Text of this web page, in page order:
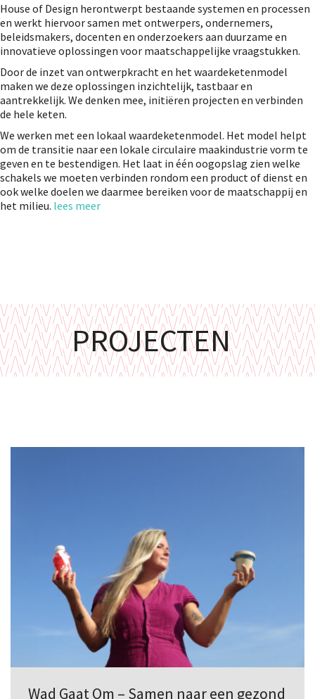
House of Design herontwerpt bestaande systemen en processen
en werkt hiervoor samen met ontwerpers, ondernemers,
beleidsmakers, docenten en onderzoekers aan duurzame en
innovatieve oplossingen voor maatschappelijke vraagstukken.
Door de inzet van ontwerpkracht en het waardeketenmodel
maken we deze oplossingen inzichtelijk, tastbaar en
aantrekkelijk. We denken mee, initiëren projecten en verbinden
de hele keten.
We werken met een lokaal waardeketenmodel. Het model helpt
om de transitie naar een lokale circulaire maakindustrie vorm te
geven en te bestendigen. Het laat in één oogopslag zien welke
schakels we moeten verbinden rondom een product of dienst en
ook welke doelen we daarmee bereiken voor de maatschappij en
het milieu. lees meer
PROJECTEN
Wad Gaat Om – Samen naar een gezond